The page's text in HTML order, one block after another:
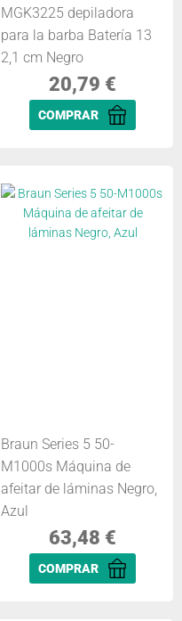
MGK3225 depiladora
para la barba Batería 13
2,1 cm Negro
20,79 €
COMPRAR
Braun Series 5 50-
M1000s Máquina de
afeitar de láminas Negro,
Azul
63,48 €
COMPRAR